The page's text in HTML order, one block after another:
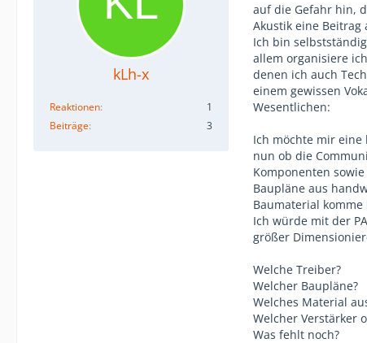
kLh-x
Reaktionen
1
Beiträge
3
auf die Gefahr hin,
Akustik eine Beitrag
Ich bin
allem organisiere
denen ich auch
einem gewissen
Wesentlichen:
Ich möchte mir eine
nun ob die
Komponenten
Baupläne aus
Baumaterial
Ich würde mit der
größer
Welche Treiber?
Welcher Baupläne?
Welches Material
Welcher Verstärker
Was fehlt noch?